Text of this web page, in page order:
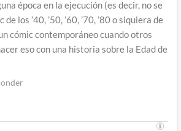
época en la ejecución (es decir, no se
los ’40, ’50, ’60, ’70, ’80 o siquiera de
cómic contemporáneo cuando otros
eso con una historia sobre la Edad de